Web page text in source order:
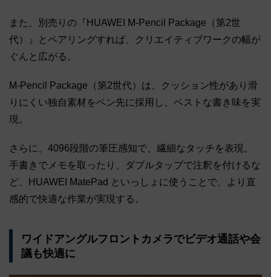
また、別売りの『HUAWEI M-Pencil Package（第2世
代）』とペアリングすれば、クリエイティブワークの幅が
ぐんと広がる。
M-Pencil Package（第2世代）は、クッション性があり滑
りにくい独自素材をペン先に採用し、ベストな書き味を実
現。
さらに、4096段階の筆圧感知で、繊細なタッチを表現。
手書きでメモを取ったり、ダブルタップで注釈を付けるな
ど、HUAWEI MatePad といっしょに使うことで、より直
感的で快適な作業が実現する。
ワイドアングルフロントカメラでビデオ通話や会
議も快適に